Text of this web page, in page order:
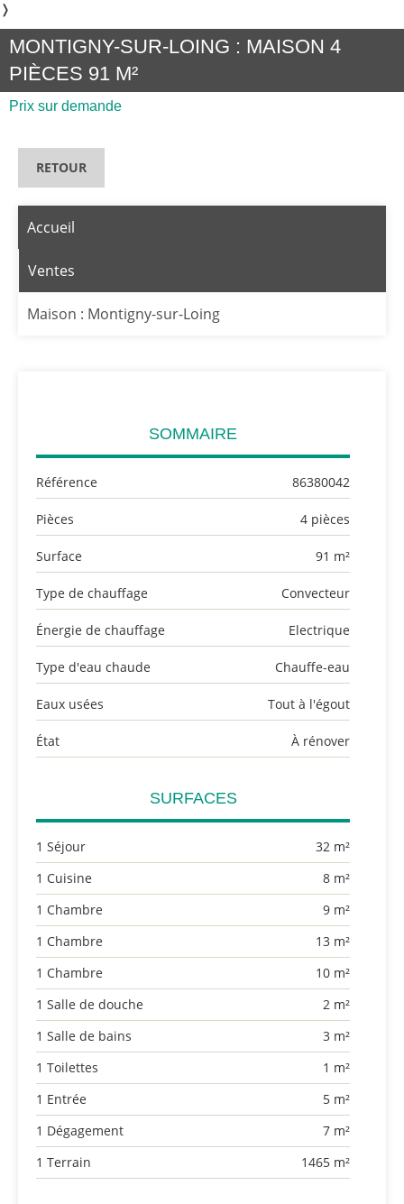
❭
MONTIGNY-SUR-LOING : MAISON 4
PIÈCES 91 M²
Prix sur demande
Accueil
Ventes
Maison : Montigny-sur-Loing
RETOUR
SOMMAIRE
Référence 86380042
Pièces 4 pièces
Surface 91 m²
Type de chauffage Convecteur
Énergie de chauffage Electrique
Type d'eau chaude Chauffe-eau
Eaux usées Tout à l'égout
État À rénover
SURFACES
1 Séjour
32 m²
1 Cuisine
8 m²
1 Chambre
9 m²
1 Chambre
13 m²
1 Chambre
10 m²
1 Salle de douche
2 m²
1 Salle de bains
3 m²
1 Toilettes
1 m²
1 Entrée
5 m²
1 Dégagement
7 m²
1 Terrain
1465 m²